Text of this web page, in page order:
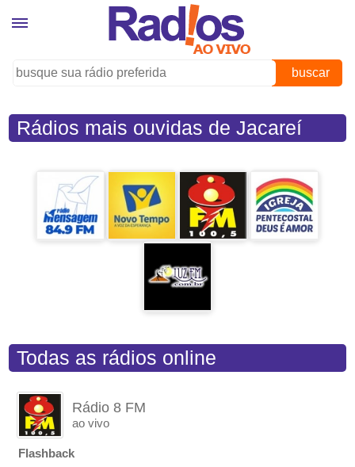
buscar
Rádios mais ouvidas de Jacareí
Todas as rádios online
Rádio 8 FM
ao vivo
Flashback